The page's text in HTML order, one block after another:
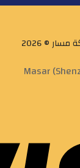
© 2026
Masar